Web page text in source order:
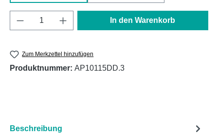
Produkt Anzahl: Gib den gewünschten
In den Warenkorb
Zum Merkzettel hinzufügen
Produktnummer: AP10115DD.3
Beschreibung